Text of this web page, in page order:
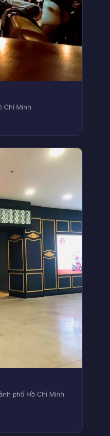
Chí Minh
phố Hồ Chí Minh